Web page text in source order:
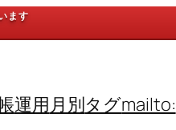
ます
運用月別タグmailto: